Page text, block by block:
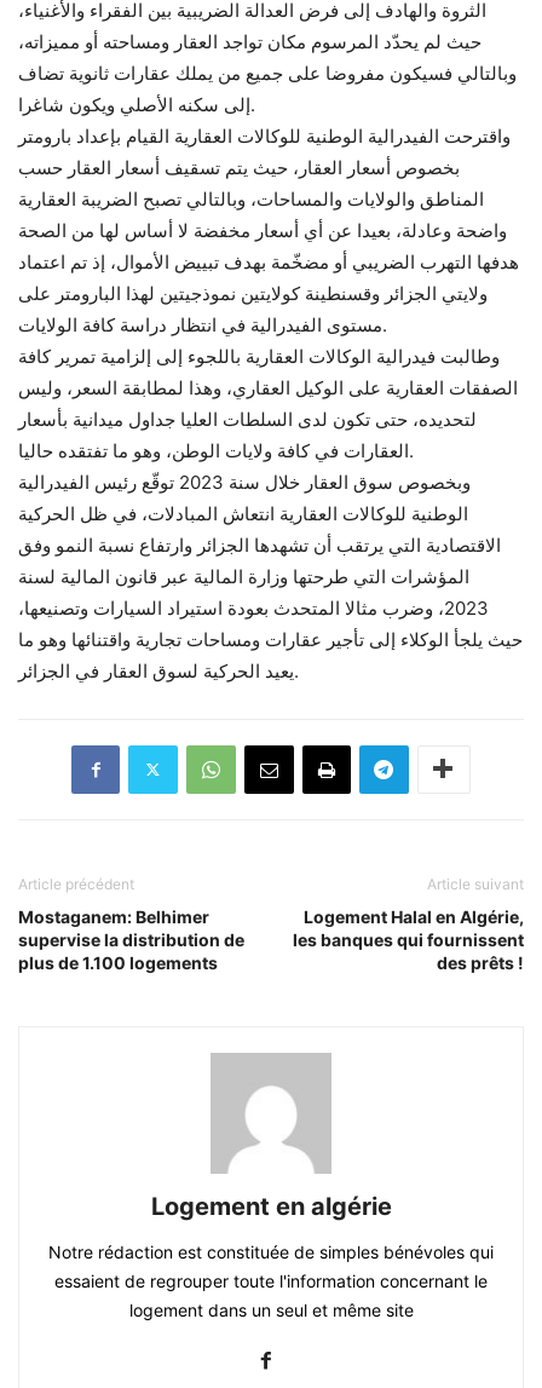
الثروة والهادف إلى فرض العدالة الضريبية بين الفقراء والأغنياء،
حيث لم يحدّد المرسوم مكان تواجد العقار ومساحته أو مميزاته،
وبالتالي فسيكون مفروضا على جميع من يملك عقارات ثانوية تضاف
إلى سكنه الأصلي ويكون شاغرا.
واقترحت الفيدرالية الوطنية للوكالات العقارية القيام بإعداد بارومتر
بخصوص أسعار العقار، حيث يتم تسقيف أسعار العقار حسب
المناطق والولايات والمساحات، وبالتالي تصبح الضريبة العقارية
واضحة وعادلة، بعيدا عن أي أسعار مخفضة لا أساس لها من الصحة
هدفها التهرب الضريبي أو مضخّمة بهدف تبييض الأموال، إذ تم اعتماد
ولايتي الجزائر وقسنطينة كولايتين نموذجيتين لهذا البارومتر على
مستوى الفيدرالية في انتظار دراسة كافة الولايات.
وطالبت فيدرالية الوكالات العقارية باللجوء إلى إلزامية تمرير كافة
الصفقات العقارية على الوكيل العقاري، وهذا لمطابقة السعر، وليس
لتحديده، حتى تكون لدى السلطات العليا جداول ميدانية بأسعار
العقارات في كافة ولايات الوطن، وهو ما تفتقده حاليا.
وبخصوص سوق العقار خلال سنة 2023 توقّع رئيس الفيدرالية
الوطنية للوكالات العقارية انتعاش المبادلات، في ظل الحركية
الاقتصادية التي يرتقب أن تشهدها الجزائر وارتفاع نسبة النمو وفق
المؤشرات التي طرحتها وزارة المالية عبر قانون المالية لسنة
2023، وضرب مثالا المتحدث بعودة استيراد السيارات وتصنيعها،
حيث يلجأ الوكلاء إلى تأجير عقارات ومساحات تجارية واقتنائها وهو ما
يعيد الحركية لسوق العقار في الجزائر.
Article précédent
Mostaganem: Belhimer
supervise la distribution de
plus de 1.100 logements
Article suivant
Logement Halal en Algérie,
les banques qui fournissent
des prêts !
Logement en algérie
Notre rédaction est constituée de simples bénévoles qui
essaient de regrouper toute l'information concernant le
logement dans un seul et même site